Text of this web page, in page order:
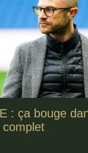
: ça bouge